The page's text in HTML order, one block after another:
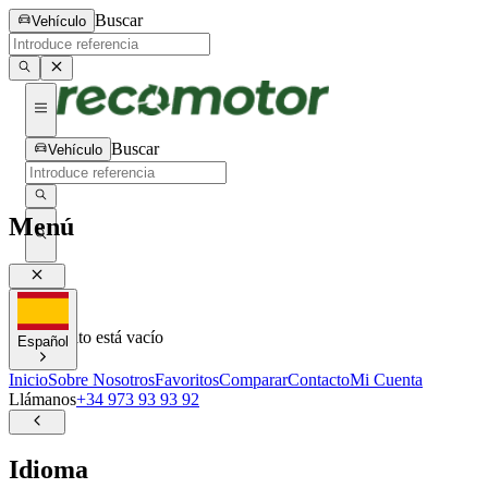
Vehículo Buscar
Vehículo Buscar
0
Tu carrito está vacío
Menú
Español
InicioSobre NosotrosFavoritosCompararContactoMi Cuenta
Llámanos+34 973 93 93 92
Idioma